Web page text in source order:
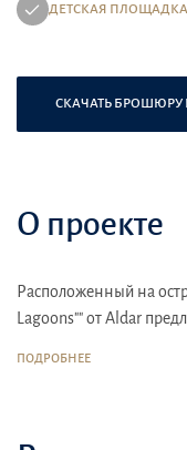
ДЕТСКАЯ ПЛОЩАДКА
СКАЧАТЬ БРОШЮРУ
О проекте
Расположенный на
Lagoons"" от Aldar
ПОДРОБНЕЕ